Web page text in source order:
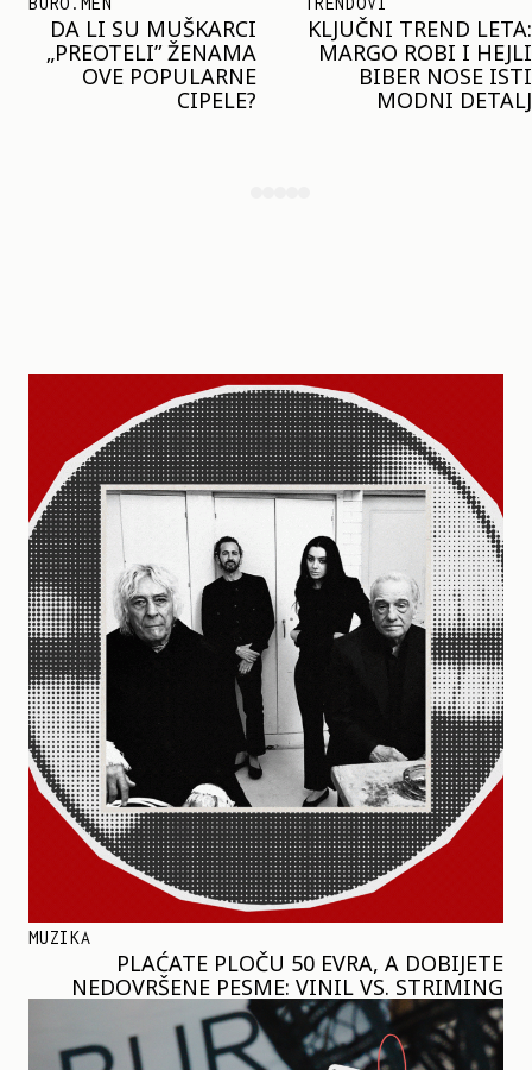
KLJUČNI TREND LETA:
MARGO ROBI I HEJLI
BIBER NOSE ISTI
MODNI DETALJ
JOŠ JE RANO ZA JAKNE
– ALI U RESERVED JE
STIGAO MODEL KOJI
ĆE BITI VELIKI TREND
MUZIKA
PLAĆATE PLOČU 50 EVRA, A DOBIJETE
NEDOVRŠENE PESME: VINIL VS. STRIMING